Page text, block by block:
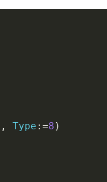
, Type : =8 )